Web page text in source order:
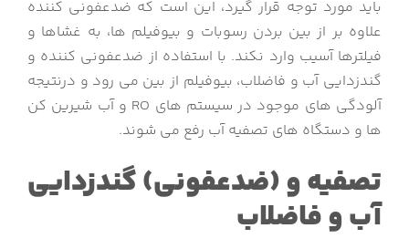
باید مورد توجه قرار گیرد، این است که ضدعفونی کننده
علاوه بر از بین بردن رسوبات و بیوفیلم ها، به غشاها و
فیلترها آسیب وارد نکند. با استفاده از ضدعفونی کننده و
گندزدایی آب و فاضلاب، بیوفیلم از بین می رود و درنتیجه
آلودگی های موجود در سیستم های RO و آب شیرین کن
ها و دستگاه های تصفیه آب رفع می شوند.
تصفیه و (ضدعفونی) گندزدایی
آب و فاضلاب